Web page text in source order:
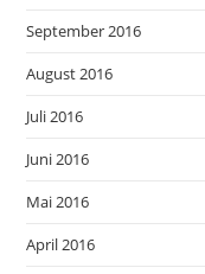
September 2016
August 2016
Juli 2016
Juni 2016
Mai 2016
April 2016